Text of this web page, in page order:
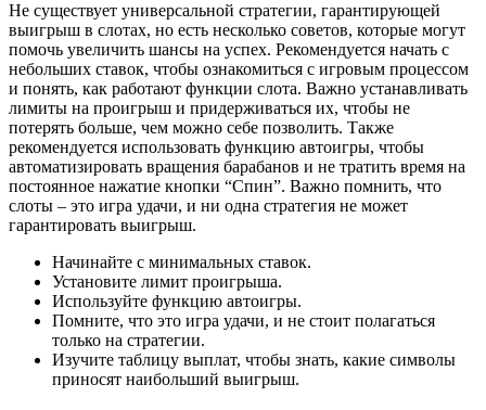
Не существует универсальной стратегии, гарантирующей
выигрыш в слотах, но есть несколько советов, которые могут
помочь увеличить шансы на успех. Рекомендуется начать с
небольших ставок, чтобы ознакомиться с игровым процессом
и понять, как работают функции слота. Важно устанавливать
лимиты на проигрыш и придерживаться их, чтобы не
потерять больше, чем можно себе позволить. Также
рекомендуется использовать функцию автоигры, чтобы
автоматизировать вращения барабанов и не тратить время на
постоянное нажатие кнопки “Спин”. Важно помнить, что
слоты – это игра удачи, и ни одна стратегия не может
гарантировать выигрыш.
Начинайте с минимальных ставок.
Установите лимит проигрыша.
Используйте функцию автоигры.
Помните, что это игра удачи, и не стоит полагаться
только на стратегии.
Изучите таблицу выплат, чтобы знать, какие символы
приносят наибольший выигрыш.